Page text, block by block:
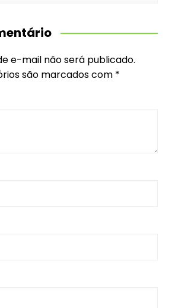
e-mail não será publicado.
são marcados com *